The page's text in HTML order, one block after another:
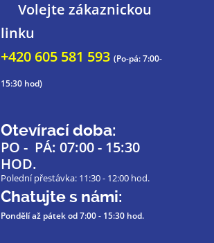
Volejte zákaznickou
linku
+420 605 581 593 (Po-pá: 7:00-
15:30 hod)
Otevírací doba:
PO - PÁ: 07:00 - 15:30
HOD.
Polední přestávka: 11:30 - 12:00 hod.
Chatujte s námi:
Pondělí až pátekod 7:00 - 15:30 hod.